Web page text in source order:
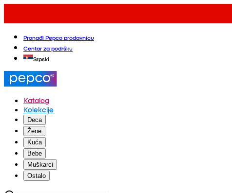
Pronađi Pepco prodavnicu
Centar za podršku
Srpski
Katalog
Kolekcije
Deca
Žene
Kuća
Bebe
Muškarci
Ostalo